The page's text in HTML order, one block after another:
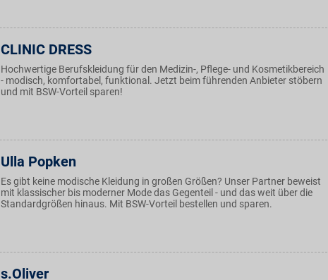
CLINIC DRESS
Hochwertige Berufskleidung für den Medizin-, Pflege- und Kosmetikbereich
- modisch, komfortabel, funktional. Jetzt beim führenden Anbieter stöbern
und mit BSW-Vorteil sparen!
Ulla Popken
Es gibt keine modische Kleidung in großen Größen? Unser Partner beweist
mit klassischer bis moderner Mode das Gegenteil - und das weit über die
Standardgrößen hinaus. Mit BSW-Vorteil bestellen und sparen.
s.Oliver